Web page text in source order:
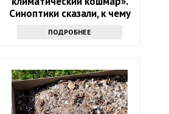
Синоптики сказали, к чему
ПОДРОБНЕЕ